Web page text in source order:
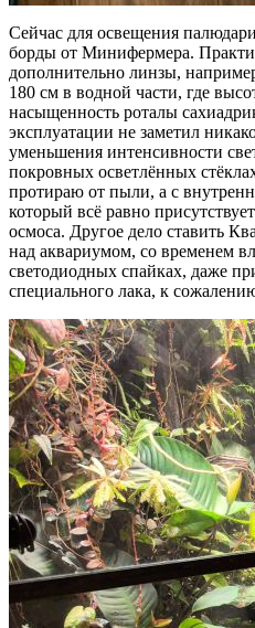
Сейчас для освещения
борды от Минифермера.
дополнительно линзы,
180 см в водной части, где
насыщенность роталы
эксплуатации не заметил
уменьшения интенсивности
покровных осветлённых
протираю от пыли, а с
который всё равно
осмоса. Другое дело ставить
над аквариумом, со временем
светодиодных спайках, даже
специального лака, к